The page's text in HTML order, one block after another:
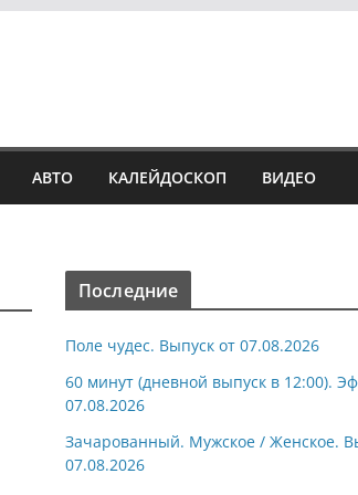
АВТО КАЛЕЙДОСКОП ВИДЕО
Последние
Поле чудес. Выпуск от 07.08.2026
60 минут (дневной выпуск в 12:00).
07.08.2026
Зачарованный. Мужское / Женское.
07.08.2026